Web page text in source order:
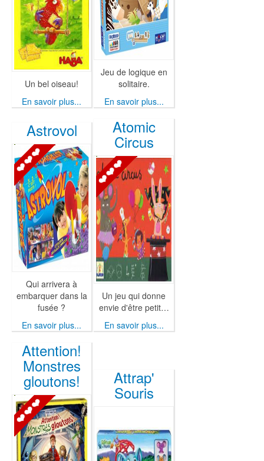
Un bel oiseau!
En savoir plus...
Jeu de logique en
solitaire.
En savoir plus...
Astrovol
Qui arrivera à
embarquer dans la
fusée ?
En savoir plus...
Atomic
Circus
Un jeu qui donne
envie d'être petit…
En savoir plus...
Attention!
Monstres
gloutons! Attrap'
Souris